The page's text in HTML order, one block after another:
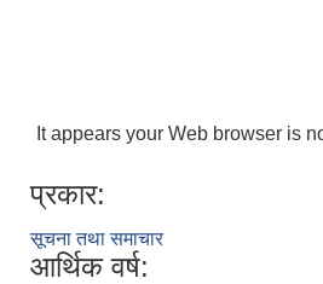
It appears your Web browser is
प्रकार:
सूचना तथा समाचार
आर्थिक वर्ष: